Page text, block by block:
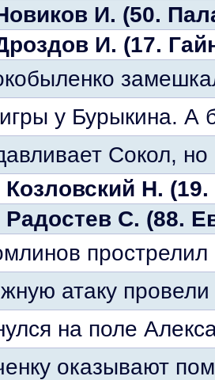
И. (50.
И. (17.
у Бурыкина. А
Сокол, но
Козловский Н.
Радостев С. (88.
атаку провели
на поле
оказывают